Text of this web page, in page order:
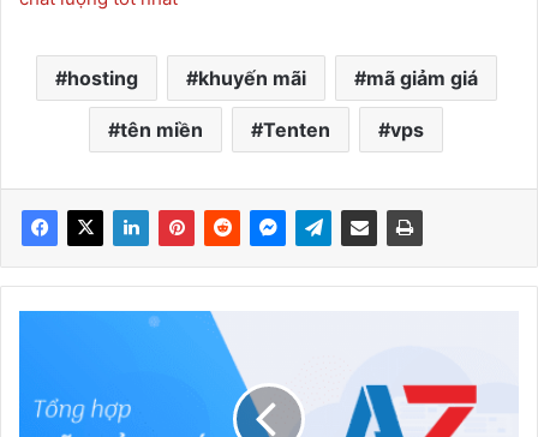
hosting khuyến mãi mã giảm giá
tên miền Tenten vps
Azdigi